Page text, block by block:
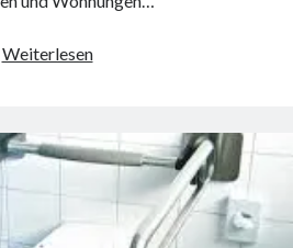
WeiterlesenDie
18040-
für
barrierefreie